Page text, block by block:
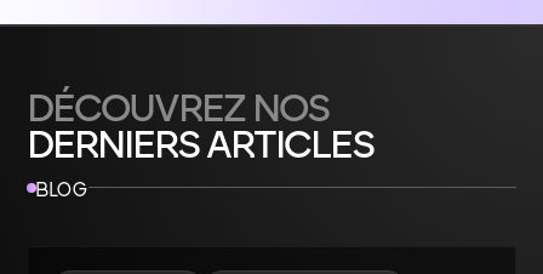
DÉCOUVREZ NOS
DERNIERS ARTICLES
BLOG